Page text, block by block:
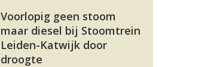
Voorlopig geen stoom
maar diesel bij Stoomtrein
Leiden-Katwijk door
droogte